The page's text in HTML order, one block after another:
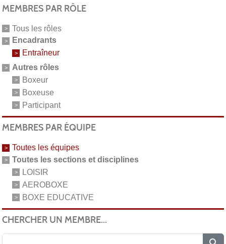
MEMBRES PAR RÔLE
Tous les rôles
Encadrants
Entraîneur
Autres rôles
Boxeur
Boxeuse
Participant
MEMBRES PAR ÉQUIPE
Toutes les équipes
Toutes les sections et disciplines
LOISIR
AEROBOXE
BOXE EDUCATIVE
CHERCHER UN MEMBRE...